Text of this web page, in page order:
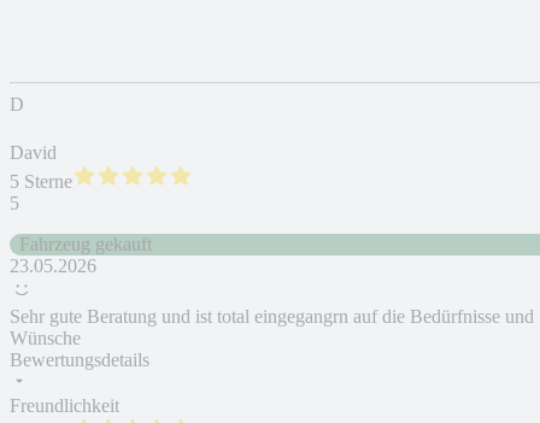
D
David
5 Sterne
5
Fahrzeug gekauft
23.05.2026
Sehr gute Beratung und ist total eingegangrn auf die Bedürfnisse und
Wünsche
Bewertungsdetails
Freundlichkeit